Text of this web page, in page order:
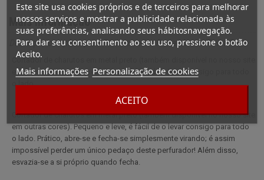
Este site usa cookies próprios e de terceiros para melhorar
nossos serviços e mostrar a publicidade relacionada às
suas preferências, analisando seus hábitosnavegação.
Para dar seu consentimento ao seu uso, pressione o botão
Aceito.
Mais informações Personalização de cookies
ACEITO
Mais informação
Descrição completa para Porta-moedas Porta-chaves Twist Preto
Cortador de charutos em metal preto (também disponível no nosso site
em outras cores). Pequeno e leve, é fácil de o levar consigo para todo
o lado.
Cortador de charutos em metal preto (também disponível no nosso site
em outras cores). Pequeno e leve, é fácil de o levar consigo para todo
o lado. Prático, abre-se e fecha-se simplesmente virando; é assim
impossível perder um único pedaço deste perfurador! Além disso,
esvazia-se a si próprio quando fecha.